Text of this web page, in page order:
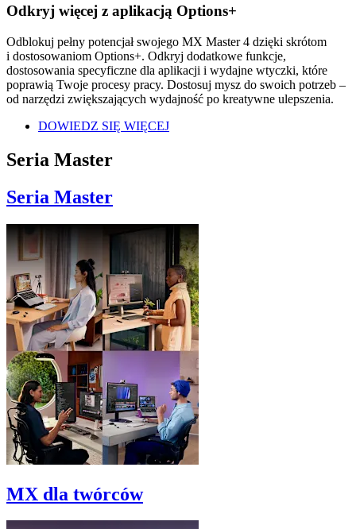
Odkryj więcej z aplikacją Options+
Odblokuj pełny potencjał swojego MX Master 4 dzięki skrótom
i dostosowaniom Options+. Odkryj dodatkowe funkcje,
dostosowania specyficzne dla aplikacji i wydajne wtyczki, które
poprawią Twoje procesy pracy. Dostosuj mysz do swoich potrzeb –
od narzędzi zwiększających wydajność po kreatywne ulepszenia.
DOWIEDZ SIĘ WIĘCEJ
Seria Master
Seria Master
MX dla twórców